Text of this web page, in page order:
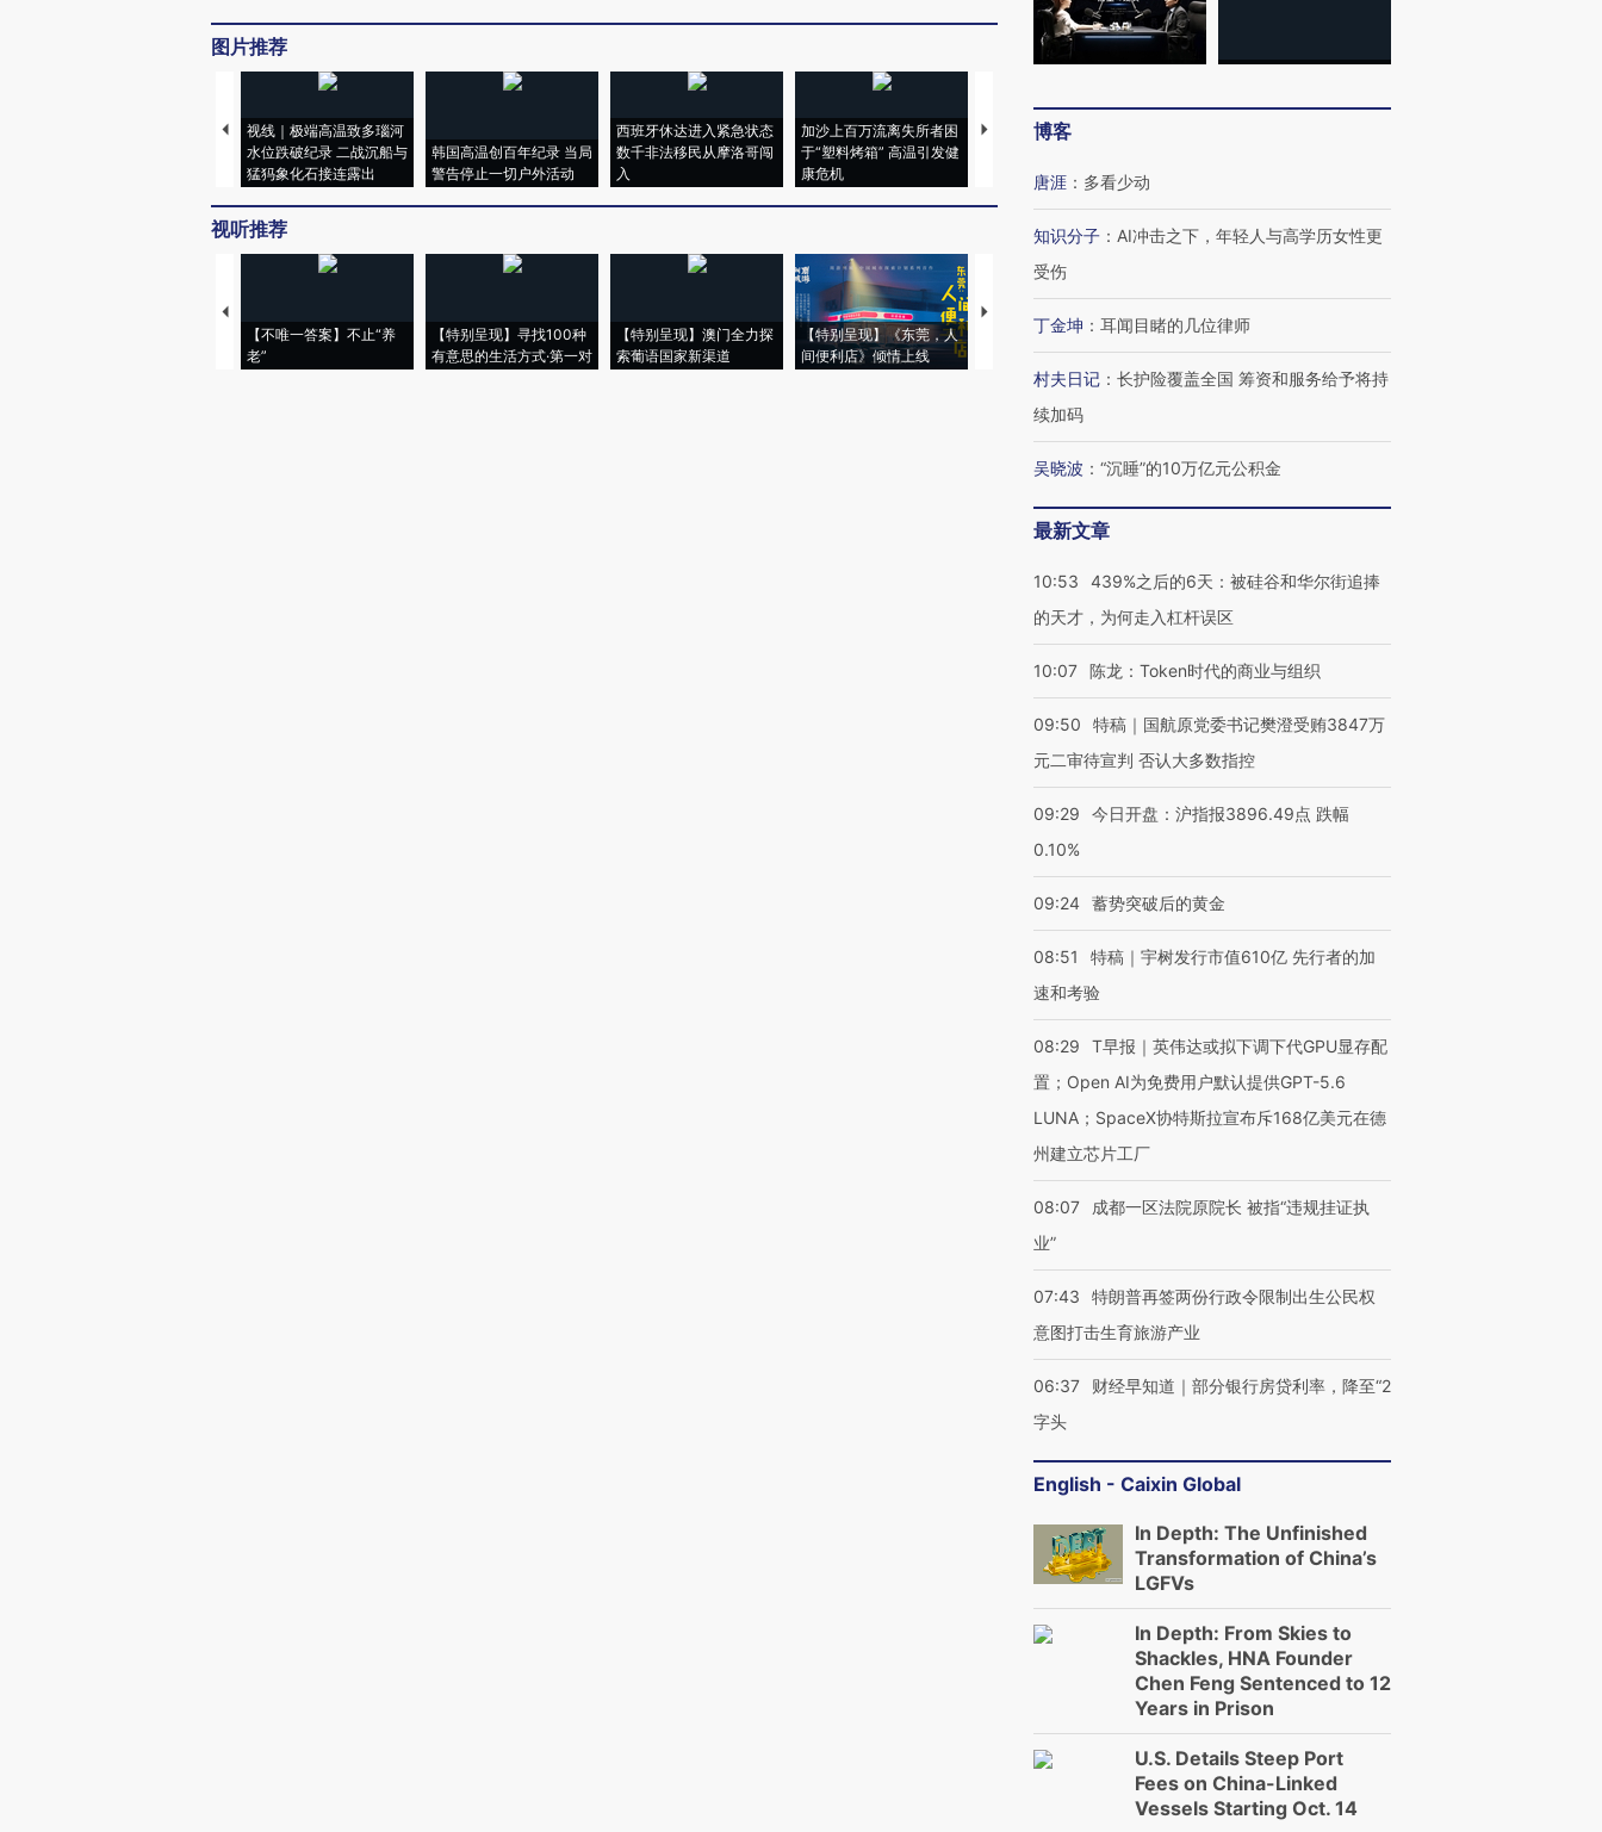
图片推荐
视线｜极端高温致多瑙河
水位跌破纪录 二战沉船与
猛犸象化石接连露出
韩国高温创百年纪录 当局
警告停止一切户外活动
西班牙休达进入紧急状态
数千非法移民从摩洛哥闯
入
加沙上百万流离失所者困
于“塑料烤箱” 高温引发健
康危机
视线｜HYROX的吸金
心“花钱找虐”？
视听推荐
【不唯一答案】不止“养
老”
【特别呈现】寻找100种
有意思的生活方式·第一对
【特别呈现】澳门全力探
索葡语国家新渠道
【特别呈现】《东莞，人
间便利店》倾情上线
【推广】走进第四届链博
会，让数智科技“链”接产
【特别呈现】寻找100种
有意思的生活方式·第三对
住三大增长引擎是什么？
博客
唐涯 ： 多看少动
知识分子 ： AI冲击之下，年轻人与高学历女性更
受伤
丁金坤 ： 耳闻目睹的几位律师
村夫日记 ： 长护险覆盖全国 筹资和服务给予将持
续加码
吴晓波 ： “沉睡”的10万亿元公积金
最新文章
10:53
439%之后的6天：被硅谷和华尔街追捧
的天才，为何走入杠杆误区
10:07 陈龙：Token时代的商业与组织
09:50
特稿｜国航原党委书记樊澄受贿3847万
元二审待宣判 否认大多数指控
09:29
今日开盘：沪指报3896.49点 跌幅
0.10%
09:24 蓄势突破后的黄金
08:51
特稿｜宇树发行市值610亿 先行者的加
速和考验
08:29
T早报｜英伟达或拟下调下代GPU显存配
置；Open AI为免费用户默认提供GPT-5.6
LUNA；SpaceX协特斯拉宣布斥168亿美元在德
州建立芯片工厂
08:07
成都一区法院原院长 被指“违规挂证执
业”
07:43
特朗普再签两份行政令限制出生公民权
意图打击生育旅游产业
06:37
财经早知道｜部分银行房贷利率，降至“2
字头
English - Caixin Global
In Depth: The Unfinished
Transformation of China’s
LGFVs
In Depth: From Skies to
Shackles, HNA Founder
Chen Feng Sentenced to 12
Years in Prison
U.S. Details Steep Port
Fees on China-Linked
Vessels Starting Oct. 14